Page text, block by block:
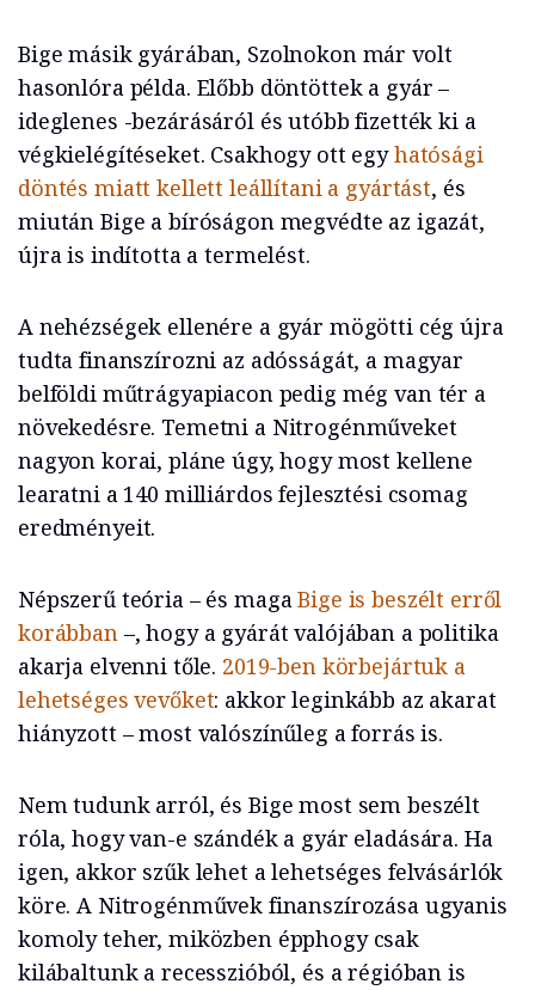
Bige másik gyárában, Szolnokon már volt
hasonlóra példa. Előbb döntöttek a gyár –
ideglenes -bezárásáról és utóbb fizették ki a
végkielégítéseket. Csakhogy ott egyhatósági
döntés miatt kellett leállítani a gyártást, és
miután Bige a bíróságon megvédte az igazát,
újra is indította a termelést.
A nehézségek ellenére a gyár mögötti cég újra
tudta finanszírozni az adósságát, a magyar
belföldi műtrágyapiacon pedig még van tér a
növekedésre. Temetni a Nitrogénműveket
nagyon korai, pláne úgy, hogy most kellene
learatni a 140 milliárdos fejlesztési csomag
eredményeit.
Népszerű teória – és magaBige is beszélt erről
korábban–, hogy a gyárát valójában a politika
akarja elvenni tőle. 2019-ben körbejártuk a
lehetséges vevőket: akkor leginkább az akarat
hiányzott – most valószínűleg a forrás is.
Nem tudunk arról, és Bige most sem beszélt
róla, hogy van-e szándék a gyár eladására. Ha
igen, akkor szűk lehet a lehetséges felvásárlók
köre. A Nitrogénművek finanszírozása ugyanis
komoly teher, miközben épphogy csak
kilábaltunk a recesszióból, és a régióban is